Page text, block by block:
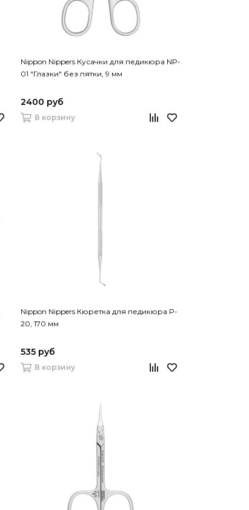
Nippon Nippers Кусачки для педикюра NP-
01 "Глазки" без пятки, 9 мм
2400 руб
В корзину
Nippon Nippers Кюретка для педикюра P-
20, 170 мм
535 руб
В корзину